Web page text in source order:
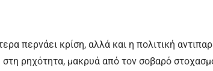
περνάει κρίση, αλλά και η πολιτική
ρηχότητα, μακρυά από τον σοβαρό